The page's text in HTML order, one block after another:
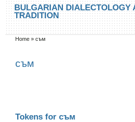
Skip to main content
Skip to search
BULGARIAN DIALECTOLOGY
TRADITION
You are here
Home »съм
съм
Tokens for съм